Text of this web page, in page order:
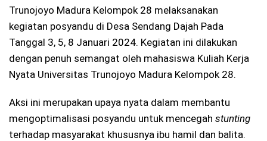
Trunojoyo Madura Kelompok 28 melaksanakan
kegiatan posyandu di Desa Sendang Dajah Pada
Tanggal 3, 5, 8 Januari 2024. Kegiatan ini dilakukan
dengan penuh semangat oleh mahasiswa Kuliah Kerja
Nyata Universitas Trunojoyo Madura Kelompok 28.
Aksi ini merupakan upaya nyata dalam membantu
mengoptimalisasi posyandu untuk mencegah stunting
terhadap masyarakat khususnya ibu hamil dan balita.